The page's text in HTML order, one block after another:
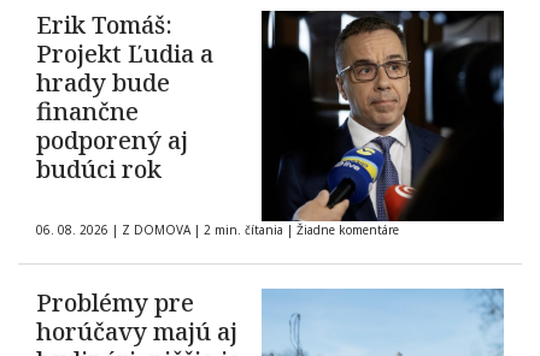
Erik Tomáš:
Projekt Ľudia a
hrady bude
finančne
podporený aj
budúci rok
06. 08. 2026 | Z DOMOVA | 2 min. čítania | Žiadne komentáre
Problémy pre
horúčavy majú aj